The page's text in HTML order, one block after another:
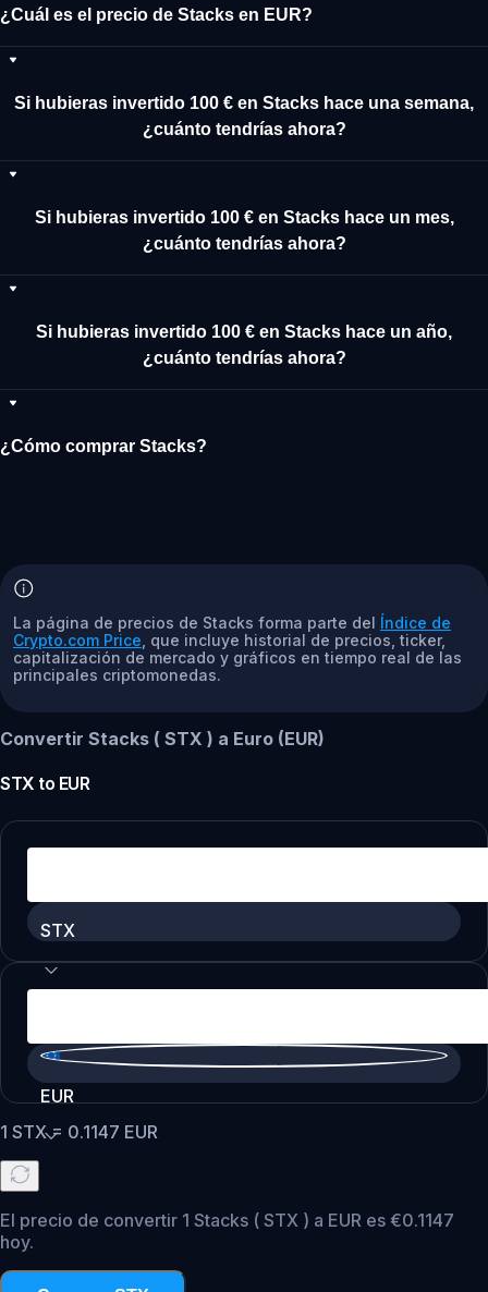
¿Cuál es el precio de Stacks en EUR?
Si hubieras invertido 100 € en Stacks hace una semana,
¿cuánto tendrías ahora?
Si hubieras invertido 100 € en Stacks hace un mes,
¿cuánto tendrías ahora?
Si hubieras invertido 100 € en Stacks hace un año,
¿cuánto tendrías ahora?
¿Cómo comprar Stacks?
La página de precios de Stacks forma parte del Índice de
Crypto.com Price , que incluye historial de precios, ticker,
capitalización de mercado y gráficos en tiempo real de las
principales criptomonedas.
Convertir Stacks ( STX ) a Euro (EUR)
STX to EUR
STX
EUR
1 STX= 0.1147 EUR
El precio de convertir 1 Stacks ( STX ) a EUR es €0.1147
hoy.